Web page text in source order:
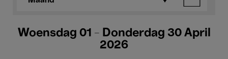
Woensdag 01 - Donderdag 30 April
2026